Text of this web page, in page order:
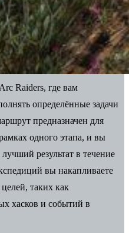
Raiders, где вам
определённые задачи
предназначен для
одного этапа, и вы
результат в течение
вы накапливаете
таких как
хасков и событий в